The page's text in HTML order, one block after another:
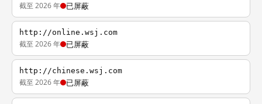
截至 2026 年 已屏蔽
http://online.wsj.com
截至 2026 年 已屏蔽
http://chinese.wsj.com
截至 2026 年 已屏蔽